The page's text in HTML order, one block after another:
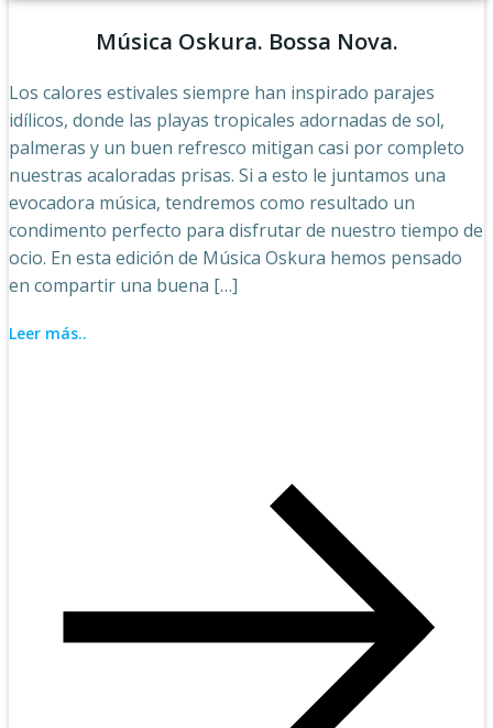
Música Oskura. Bossa Nova.
Los calores estivales siempre han inspirado parajes
idílicos, donde las playas tropicales adornadas de sol,
palmeras y un buen refresco mitigan casi por completo
nuestras acaloradas prisas. Si a esto le juntamos una
evocadora música, tendremos como resultado un
condimento perfecto para disfrutar de nuestro tiempo de
ocio. En esta edición de Música Oskura hemos pensado
en compartir una buena […]
Leer más..